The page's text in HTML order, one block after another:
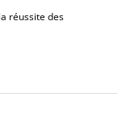
réussite des